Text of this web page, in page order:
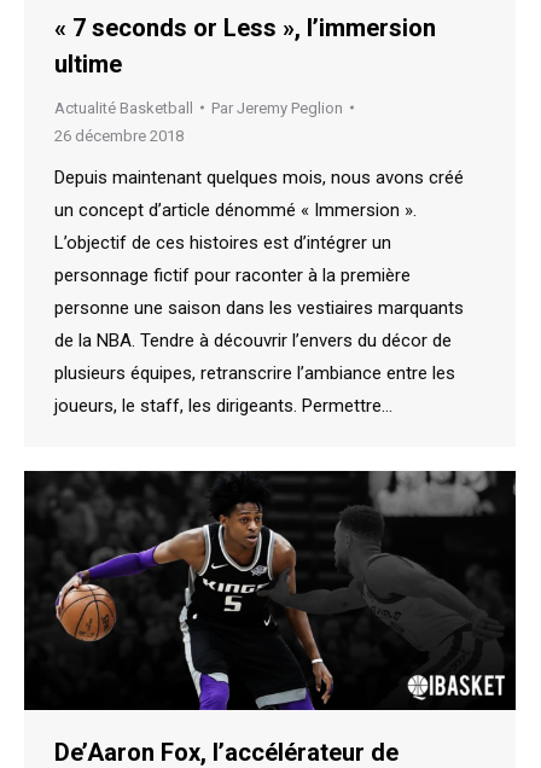
« 7 seconds or Less », l’immersion
ultime
Actualité Basketball Par Jeremy Peglion
26 décembre 2018
Depuis maintenant quelques mois, nous avons créé
un concept d’article dénommé « Immersion ».
L’objectif de ces histoires est d’intégrer un
personnage fictif pour raconter à la première
personne une saison dans les vestiaires marquants
de la NBA. Tendre à découvrir l’envers du décor de
plusieurs équipes, retranscrire l’ambiance entre les
joueurs, le staff, les dirigeants. Permettre…
De’Aaron Fox, l’accélérateur de